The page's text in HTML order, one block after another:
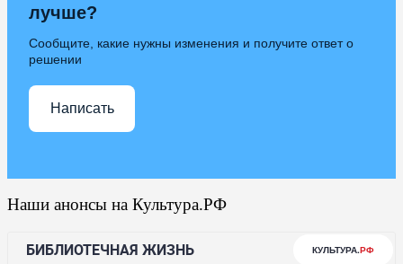
лучше?
Сообщите, какие нужны изменения и получите ответ о
решении
Написать
Наши анонсы на Культура.РФ